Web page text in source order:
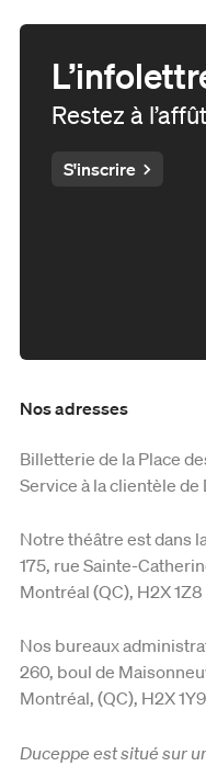
Duceppe en
Équipe et C.A.
Fondation
Nos actions
Restez à
S'inscrire
Nos adresses
Billetterie de la Place
Service à la clientèle de
Notre théâtre est dans
175, rue Sainte-
Montréal (QC), H2X 1Z8
Nos bureaux
260, boul de
Montréal, (QC), H2X 1Y9
Duceppe est situé sur